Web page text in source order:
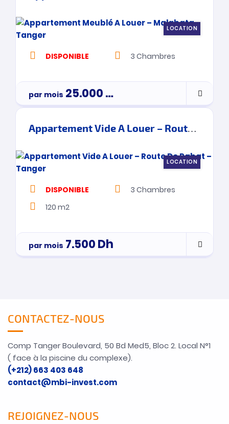
LOCATION
DISPONIBLE 3 Chambres
par mois 25.000Dh
Appartement Vide A Louer – Route De Rabat – Tanger
LOCATION
DISPONIBLE 3 Chambres
120 m2
par mois 7.500Dh
CONTACTEZ-NOUS
Comp Tanger Boulevard, 50 Bd Med5, Bloc 2. Local N°1
( face à la piscine du complexe).
(+212) 663 403 648
contact@mbi-invest.com
REJOIGNEZ-NOUS